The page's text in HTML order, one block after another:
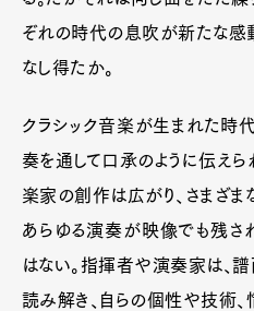
ぞれの時代の息吹が新たな感
なし得たか。
クラシック音楽が生まれた時
奏を通して口承のように伝えら
楽家の創作は広がり、さまざま
あらゆる演奏が映像でも残さ
はない。指揮者や演奏家は、
読み解き、自らの個性や技術、